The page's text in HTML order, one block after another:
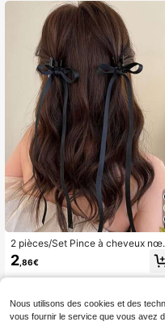
2 pièces/Set Pince à cheveux
d papillon avec long ruban pour fem
mes, convient pour le port
n, accessoires mignons, Saint-
2 ,86€
Nous utilisons des cookies et des
vous fournir le service que vous avez